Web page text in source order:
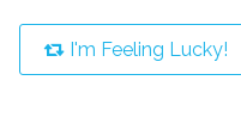
I'm Feeling Lucky!